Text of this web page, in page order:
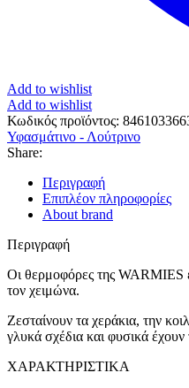
Add to wishlist
Add to wishlist
Κωδικός προϊόντος:
Υφασμάτινο - Λούτρινο
Share:
Περιγραφή
Επιπλέον πληροφορίες
About brand
Περιγραφή
Οι θερμοφόρες της WARMIES
τον χειμώνα.
Ζεσταίνουν τα χεράκια, την
γλυκά σχέδια και φυσικά
ΧΑΡΑΚΤΗΡΙΣΤΙΚΑ